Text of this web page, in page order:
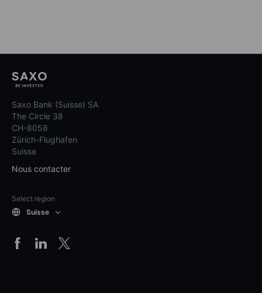
Saxo Bank (Suisse) SA
The Circle 38
CH-8058
Zürich-Flughafen
Suisse
Nous contacter
Select region
Suisse